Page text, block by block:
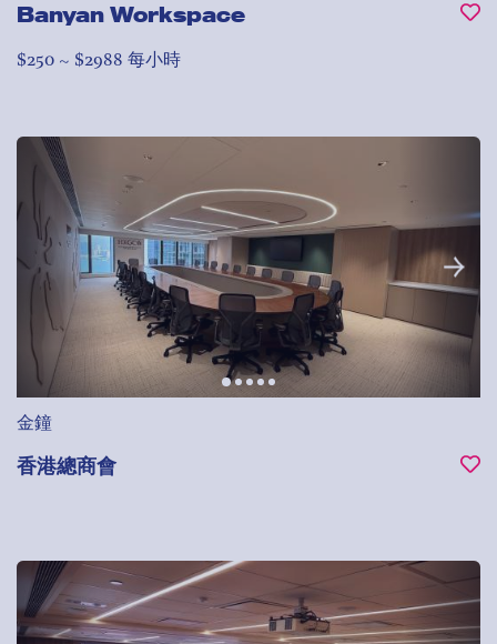
Banyan Workspace
$250 ~ $2988 每小時
金鐘
香港總商會